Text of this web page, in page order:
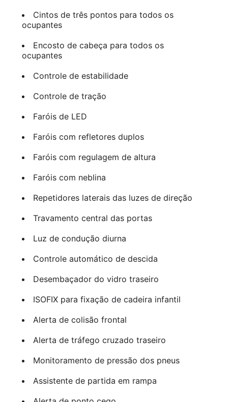
Cintos de três pontos para todos os
ocupantes
Encosto de cabeça para todos os
ocupantes
Controle de estabilidade
Controle de tração
Faróis de LED
Faróis com refletores duplos
Faróis com regulagem de altura
Faróis com neblina
Repetidores laterais das luzes de direção
Travamento central das portas
Luz de condução diurna
Controle automático de descida
Desembaçador do vidro traseiro
ISOFIX para fixação de cadeira infantil
Alerta de colisão frontal
Alerta de tráfego cruzado traseiro
Monitoramento de pressão dos pneus
Assistente de partida em rampa